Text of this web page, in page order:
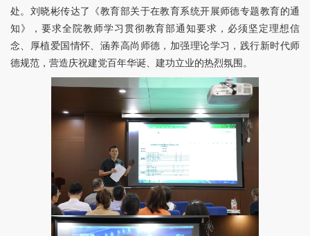
处。刘晓彬传达了《教育部关于在教育系统开展师德专题教育的通
知》，要求全院教师学习贯彻教育部通知要求，必须坚定理想信
念、厚植爱国情怀、涵养高尚师德，加强理论学习，践行新时代师
德规范，营造庆祝建党百年华诞、建功立业的热烈氛围。